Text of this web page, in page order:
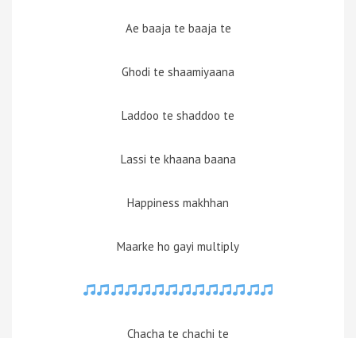
Ae baaja te baaja te
Ghodi te shaamiyaana
Laddoo te shaddoo te
Lassi te khaana baana
Happiness makhhan
Maarke ho gayi multiply
Chacha te chachi te